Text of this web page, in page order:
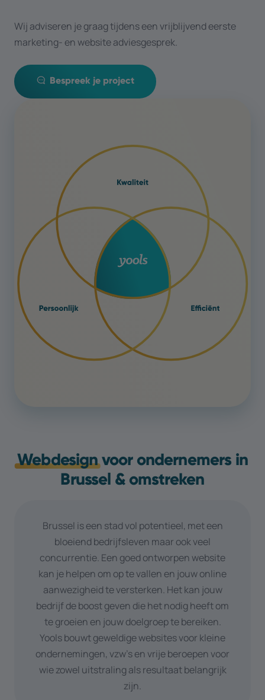
Wij adviseren je graag tijdens een vrijblijvend eerste
marketing- en website adviesgesprek.
Bespreek je project
Webdesignvoor ondernemers in
Brussel & omstreken
Brussel is een stad vol potentieel, met een
bloeiend bedrijfsleven maar ook veel
concurrentie. Een goed ontworpen website
kan je helpen om op te vallen en jouw online
aanwezigheid te versterken. Het kan jouw
bedrijf de boost geven die het nodig heeft om
te groeien en jouw doelgroep te bereiken.
Yools bouwt geweldige websites voor kleine
ondernemingen, vzw’s en vrije beroepen voor
wie zowel uitstraling als resultaat belangrijk
zijn.